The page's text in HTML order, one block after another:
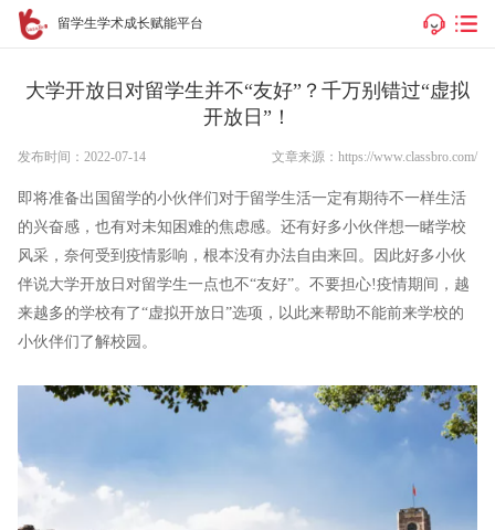
留学生学术成长赋能平台
大学开放日对留学生并不“友好”？千万别错过“虚拟
开放日”！
发布时间：2022-07-14 文章来源：https://www.classbro.com/
即将准备出国留学的小伙伴们对于留学生活一定有期待不一样生活
的兴奋感，也有对未知困难的焦虑感。还有好多小伙伴想一睹学校
风采，奈何受到疫情影响，根本没有办法自由来回。因此好多小伙
伴说大学开放日对留学生一点也不“友好”。不要担心!疫情期间，越
来越多的学校有了“虚拟开放日”选项，以此来帮助不能前来学校的
小伙伴们了解校园。